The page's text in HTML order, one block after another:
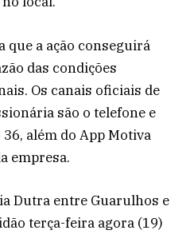
que a ação conseguirá
das condições
Os canais oficiais de
são o telefone e
além do App Motiva
empresa.
Dutra entre Guarulhos e
terça-feira agora (19)